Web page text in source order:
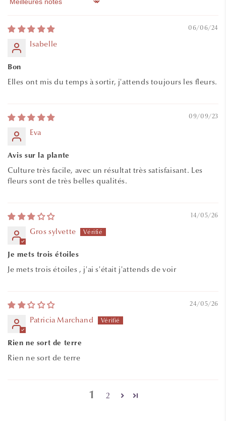
Sort by
06/06/24
Isabelle
Bon
Elles ont mis du temps à sortir, j'attends toujours les fleurs.
09/09/23
Eva
Avis sur la plante
Culture très facile, avec un résultat très satisfaisant. Les
fleurs sont de très belles qualités.
14/05/26
Gros sylvette
Je mets trois étoiles
Je mets trois étoiles , j'ai s'était j'attends de voir
24/05/26
Patricia Marchand
Rien ne sort de terre
Rien ne sort de terre
1 2